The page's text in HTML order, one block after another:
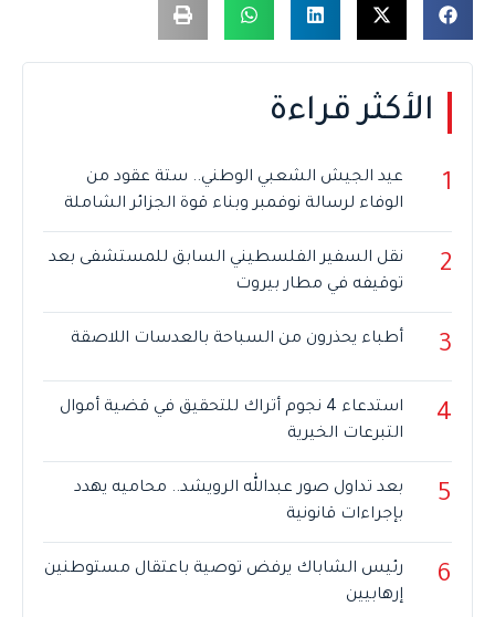
الأكثر قراءة
1
عيد الجيش الشعبي الوطني.. ستة عقود من
الوفاء لرسالة نوفمبر وبناء قوة الجزائر الشاملة
2
نقل السفير الفلسطيني السابق للمستشفى بعد
توقيفه في مطار بيروت
3 أطباء يحذرون من السباحة بالعدسات اللاصقة
4
استدعاء 4 نجوم أتراك للتحقيق في قضية أموال
التبرعات الخيرية
5
بعد تداول صور عبدالله الرويشد.. محاميه يهدد
بإجراءات قانونية
6
رئيس الشاباك يرفض توصية باعتقال مستوطنين
إرهابيين